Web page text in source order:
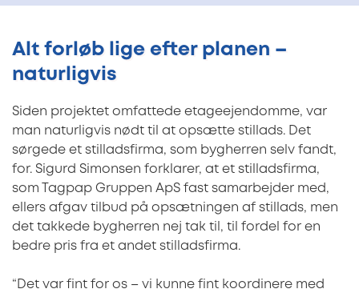
Alt forløb lige efter planen –
naturligvis
Siden projektet omfattede etageejendomme, var
man naturligvis nødt til at opsætte stillads. Det
sørgede et stilladsfirma, som bygherren selv fandt,
for. Sigurd Simonsen forklarer, at et stilladsfirma,
som Tagpap Gruppen ApS fast samarbejder med,
ellers afgav tilbud på opsætningen af stillads, men
det takkede bygherren nej tak til, til fordel for en
bedre pris fra et andet stilladsfirma.
“Det var fint for os – vi kunne fint koordinere med